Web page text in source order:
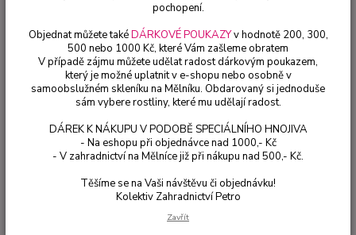
pochopení.
Objednat můžete takéDÁRKOVÉ POUKAZYv hodnotě 200, 300,
500 nebo 1000 Kč, které Vám zašleme obratem
V případě zájmu můžete udělat radost dárkovým poukazem,
který je možné uplatnit v e-shopu nebo osobně v
samoobslužném skleníku na Mělníku. Obdarovaný si jednoduše
sám vybere rostliny, které mu udělají radost.
DÁREK K NÁKUPU V PODOBĚ SPECIÁLNÍHO HNOJIVA
- Na eshopu při objednávce nad 1000,- Kč
- V zahradnictví na Mělníce již při nákupu nad 500,- Kč.
Těšíme se na Vaši návštěvu či objednávku!
Kolektiv Zahradnictví Petro
Zavřít